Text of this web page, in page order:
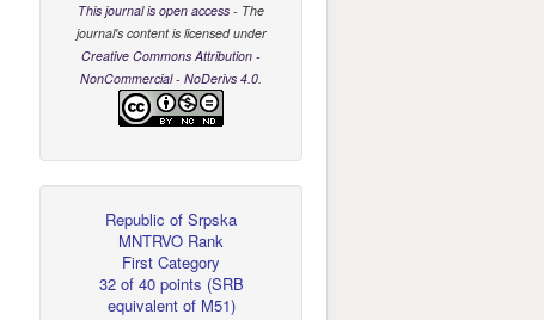
This journal is open access - The
journal's content is licensed under
Creative Commons Attribution -
NonCommercial - NoDerivs 4.0.
Republic of Srpska
MNTRVO Rank
First Category
32 of 40 points (SRB
equivalent of M51)